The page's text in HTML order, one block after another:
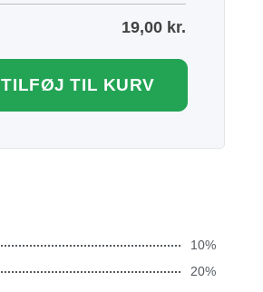
19,00 kr.
TILFØJ TIL KURV
10%
20%